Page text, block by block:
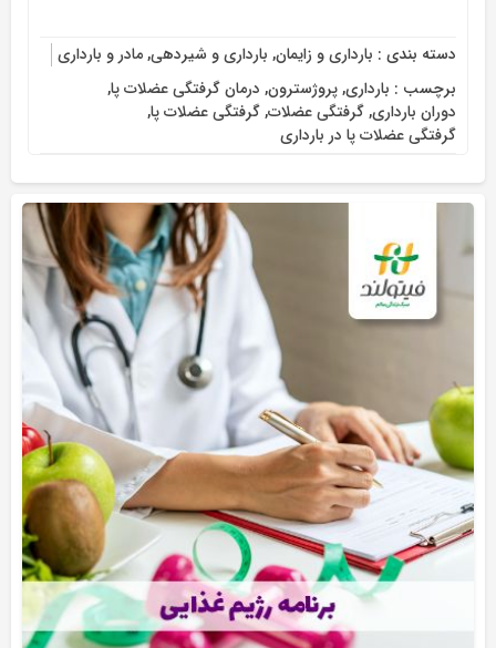
دسته بندی : بارداری و زایمان, بارداری و شیردهی,مادر و بارداری
برچسب : بارداری,پروژسترون, درمان گرفتگی عضلات پا,
دوران بارداری,گرفتگی عضلات,گرفتگی عضلات پا,
گرفتگی عضلات پا در بارداری